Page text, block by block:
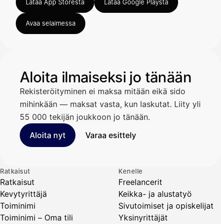
Lataa App Storesta Lataa Google Playsta
Avaa selaimessa
Aloita ilmaiseksi jo tänään
Rekisteröityminen ei maksa mitään eikä sido
mihinkään — maksat vasta, kun laskutat. Liity yli
55 000 tekijän joukkoon jo tänään.
Aloita nyt
Varaa esittely
Ratkaisut
Ratkaisut
Kevytyrittäjä
Toiminimi
Toiminimi – Oma tili
Kenelle
Freelancerit
Keikka- ja alustatyö
Sivutoimiset ja opiskelijat
Yksinyrittäjät